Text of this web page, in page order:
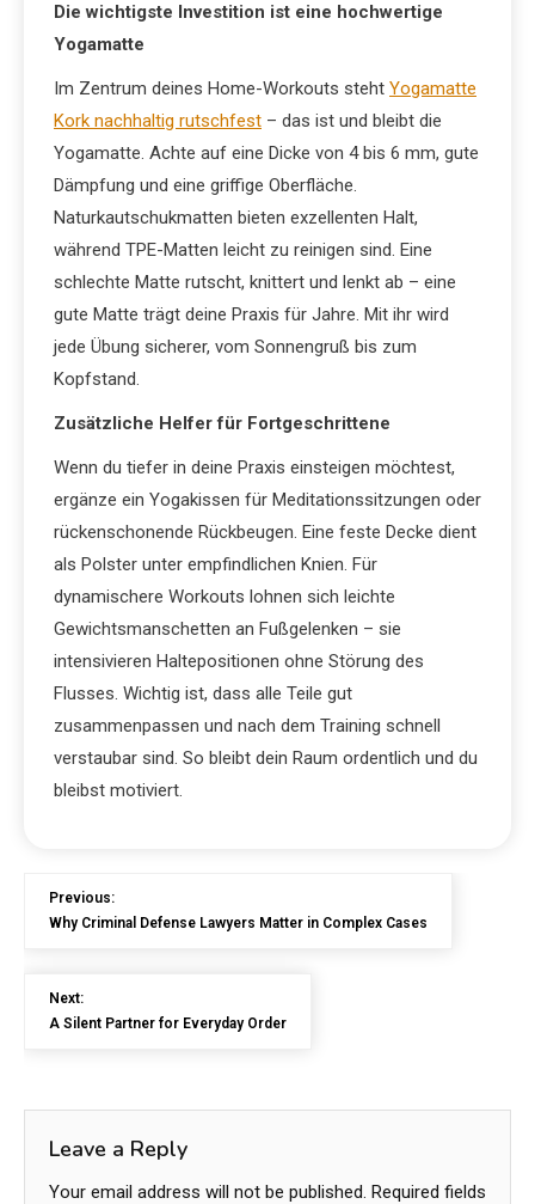
Die wichtigste Investition ist eine hochwertige
Yogamatte
Im Zentrum deines Home-Workouts steht Yogamatte
Kork nachhaltig rutschfest – das ist und bleibt die
Yogamatte. Achte auf eine Dicke von 4 bis 6 mm, gute
Dämpfung und eine griffige Oberfläche.
Naturkautschukmatten bieten exzellenten Halt,
während TPE-Matten leicht zu reinigen sind. Eine
schlechte Matte rutscht, knittert und lenkt ab – eine
gute Matte trägt deine Praxis für Jahre. Mit ihr wird
jede Übung sicherer, vom Sonnengruß bis zum
Kopfstand.
Zusätzliche Helfer für Fortgeschrittene
Wenn du tiefer in deine Praxis einsteigen möchtest,
ergänze ein Yogakissen für Meditationssitzungen oder
rückenschonende Rückbeugen. Eine feste Decke dient
als Polster unter empfindlichen Knien. Für
dynamischere Workouts lohnen sich leichte
Gewichtsmanschetten an Fußgelenken – sie
intensivieren Haltepositionen ohne Störung des
Flusses. Wichtig ist, dass alle Teile gut
zusammenpassen und nach dem Training schnell
verstaubar sind. So bleibt dein Raum ordentlich und du
bleibst motiviert.
Previous:
Why Criminal Defense Lawyers Matter in Complex Cases
Next:
A Silent Partner for Everyday Order
Leave a Reply
Your email address will not be published. Required fields